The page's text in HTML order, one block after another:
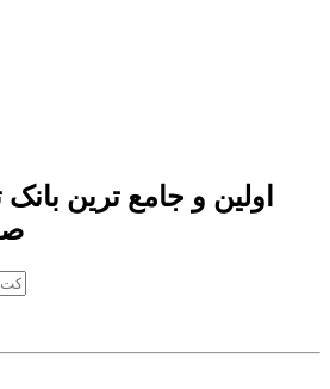
اولین و جامع ترین